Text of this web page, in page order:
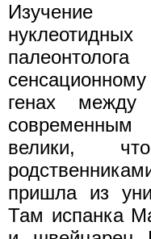
Изучение
генах между
современным
велики,
пришла из
Там испанка